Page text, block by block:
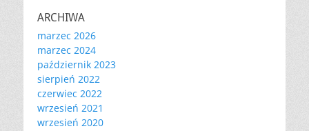
ARCHIWA
marzec 2026
marzec 2024
październik 2023
sierpień 2022
czerwiec 2022
wrzesień 2021
wrzesień 2020